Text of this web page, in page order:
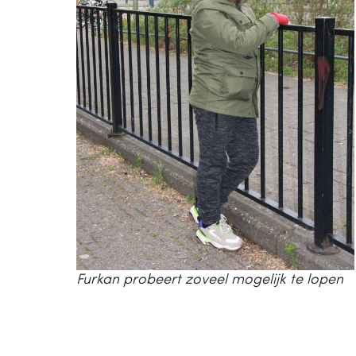
Furkan probeert zoveel mogelijk te lopen